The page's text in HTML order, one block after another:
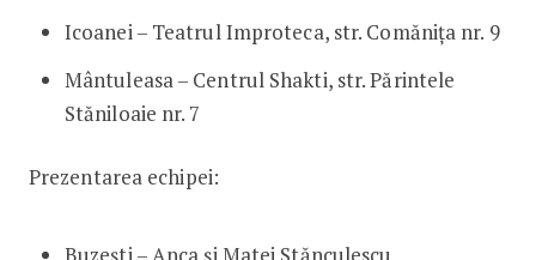
Icoanei – Teatrul Improteca, str. Comănița nr. 9
Mântuleasa – Centrul Shakti, str. Părintele
Stăniloaie nr. 7
Prezentarea echipei: